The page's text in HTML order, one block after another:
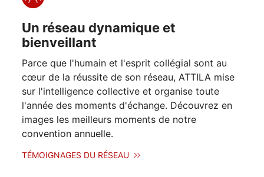
Un réseau dynamique et
bienveillant
Parce que l'humain et l'esprit collégial sont au
cœur de la réussite de son réseau, ATTILA mise
sur l'intelligence collective et organise toute
l'année des moments d'échange. Découvrez en
images les meilleurs moments de notre
convention annuelle.
TÉMOIGNAGES DU RÉSEAU